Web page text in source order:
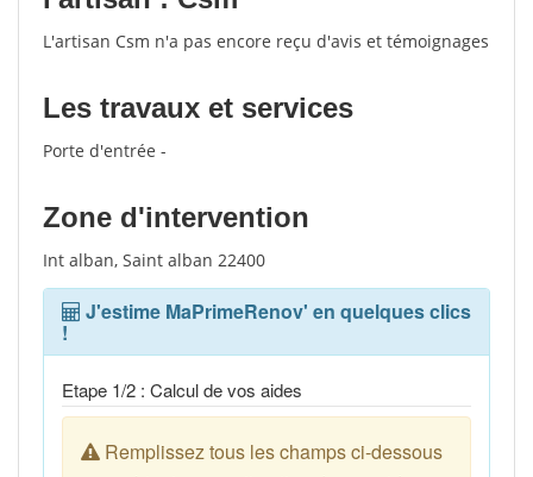
L'artisan Csm n'a pas encore reçu d'avis et témoignages
Les travaux et services
Porte d'entrée -
Zone d'intervention
Int alban, Saint alban 22400